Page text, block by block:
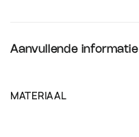
Aanvullende informatie
MATERIAAL